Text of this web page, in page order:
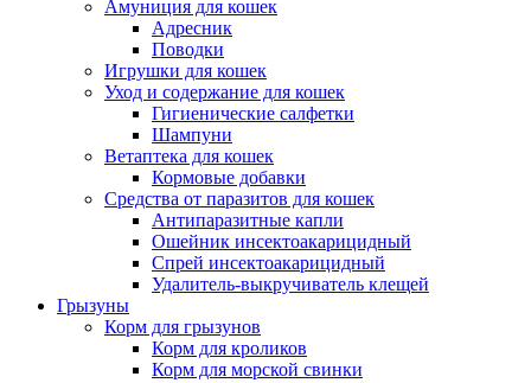
Амуниция для кошек
Адресник
Поводки
Игрушки для кошек
Уход и содержание для кошек
Гигиенические салфетки
Шампуни
Ветаптека для кошек
Кормовые добавки
Средства от паразитов для кошек
Антипаразитные капли
Ошейник инсектоакарицидный
Спрей инсектоакарицидный
Удалитель-выкручиватель клещей
Грызуны
Корм для грызунов
Корм для кроликов
Корм для морской свинки